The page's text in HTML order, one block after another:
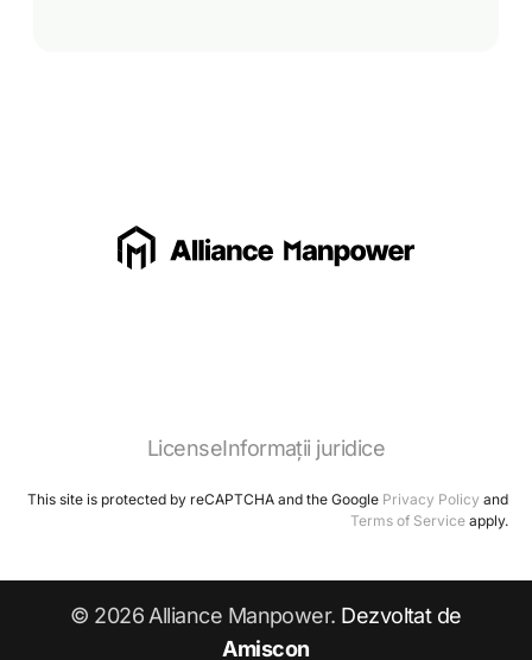
LicenseInformații juridice
This site is protected by reCAPTCHA and the Google Privacy Policy and
Terms of Service apply.
© 2026 Alliance Manpower. Dezvoltat de
Amiscon